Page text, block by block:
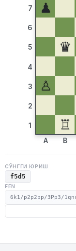
7
6
5
4
3
2
1
♟
♛
♙
♖
A B
СЎНГГИ ЮРИШ
f5d5
FEN
6k1/p2p2pp/3Pp3/